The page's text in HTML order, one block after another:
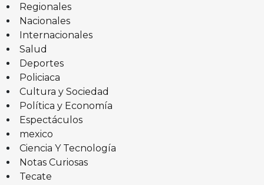
Regionales
Nacionales
Internacionales
Salud
Deportes
Policiaca
Cultura y Sociedad
Política y Economía
Espectáculos
mexico
Ciencia Y Tecnología
Notas Curiosas
Tecate